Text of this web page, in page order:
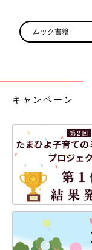
セカンドオピ
――白血病の治療は
です。セカンドオピ
か。
富澤 セカンドオピ
た担当医に遠慮な
急性リンパ性白血
月の治療（寛解導入
りません。病型も
オピニオンを受け
のは難しいです。
ムック書籍
キャンペーン